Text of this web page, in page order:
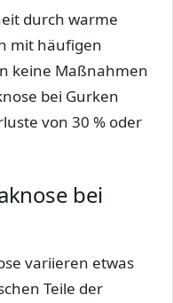
durch warme
mit häufigen
keine Maßnahmen
bei Gurken
von 30 % oder
bei
variieren etwas
Teile der